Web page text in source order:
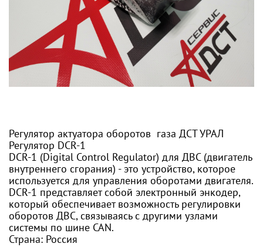
Регулятор актуатора оборотов газа ДСТ УРАЛ
Регулятор DCR-1
DCR-1 (Digital Control Regulator) для ДВС (двигатель
внутреннего сгорания) - это устройство, которое
используется для управления оборотами двигателя.
DCR-1 представляет собой электронный энкодер,
который обеспечивает возможность регулировки
оборотов ДВС, связываясь с другими узлами
системы по шине CAN.
Страна: Россия